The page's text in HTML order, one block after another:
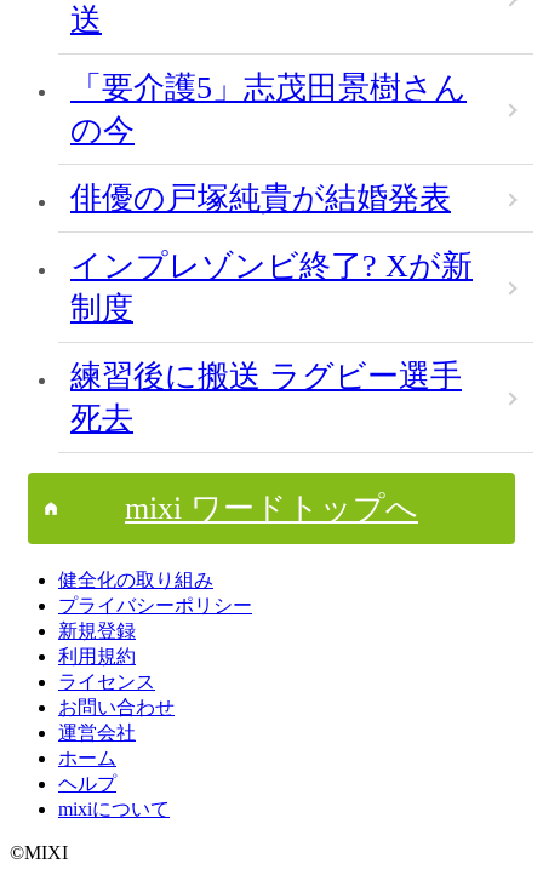
送
「要介護5」志茂田景樹さん
の今
俳優の戸塚純貴が結婚発表
インプレゾンビ終了? Xが新
制度
練習後に搬送 ラグビー選手
死去
mixi ワードトップへ
健全化の取り組み
プライバシーポリシー
新規登録
利用規約
ライセンス
お問い合わせ
運営会社
ホーム
ヘルプ
mixiについて
©MIXI